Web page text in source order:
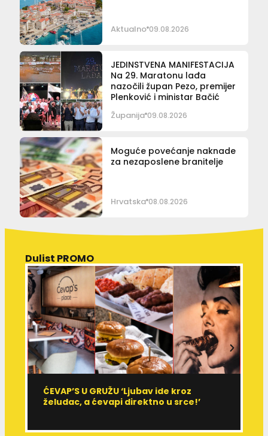
Aktualno 09.08.2026
JEDINSTVENA MANIFESTACIJA
Na 29. Maratonu lađa
nazočili župan Pezo, premijer
Plenković i ministar Bačić
Županija 09.08.2026
Moguće povećanje naknade
za nezaposlene branitelje
Hrvatska 08.08.2026
Dulist PROMO
ĆEVAP’S U GRUŽU ‘Ljubav ide kroz
želudac, a ćevapi direktno u srce!’